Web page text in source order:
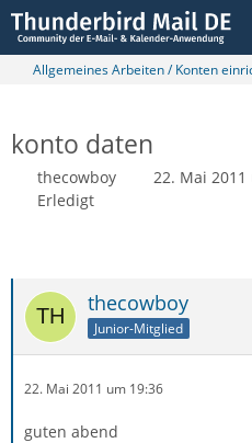
Allgemeines Arbeiten / Konten
konto daten
thecowboy 22. Mai 2011
Erledigt
thecowboy
Junior-Mitglied
22. Mai 2011 um 19:36
guten abend